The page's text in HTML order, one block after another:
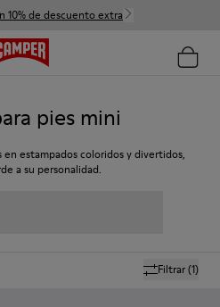
10% de descuento extra
pies mini
estampados coloridos y divertidos,
a su personalidad.
Filtrar(1)